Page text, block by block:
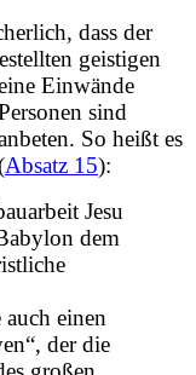
dass der
geistigen
Einwände
sind
So heißt es
Absatz 15):
Jesu
dem
einen
der die